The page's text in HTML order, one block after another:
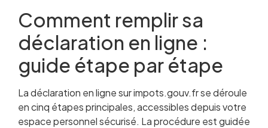
Comment remplir sa
déclaration en ligne :
guide étape par étape
La déclaration en ligne sur impots.gouv.fr se déroule
en cinq étapes principales, accessibles depuis votre
espace personnel sécurisé. La procédure est guidée